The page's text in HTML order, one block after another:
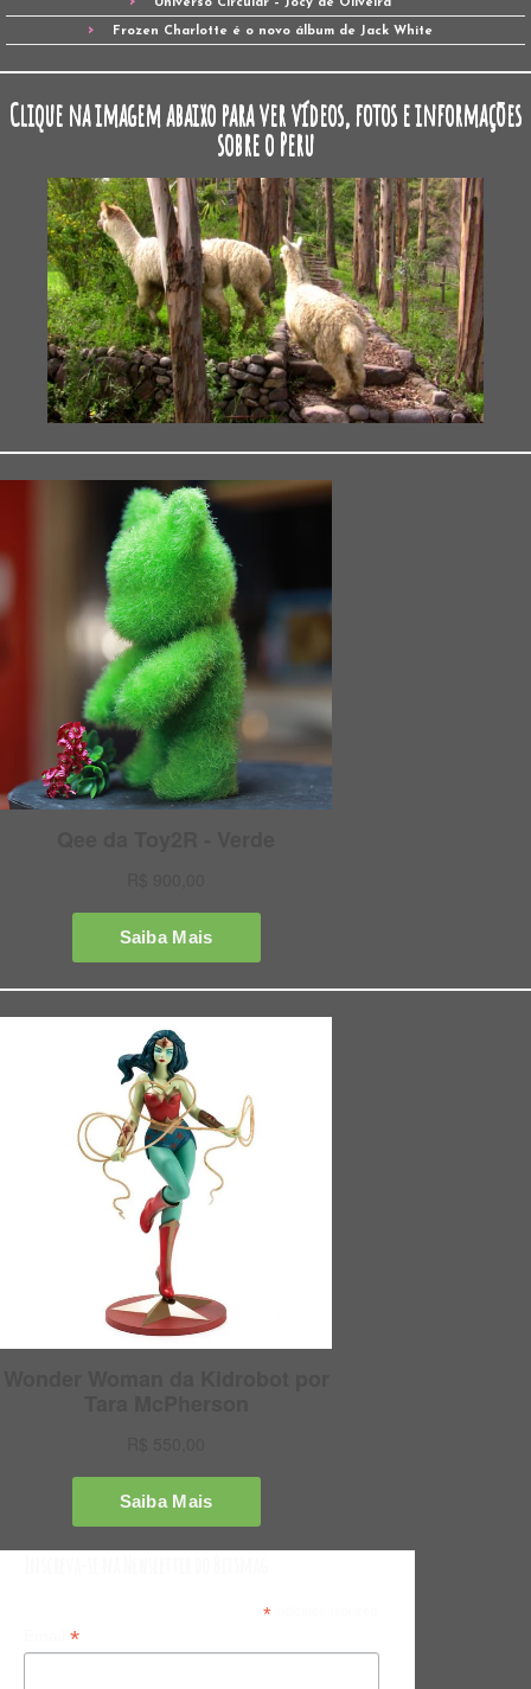
Universo Circular – Jocy de Oliveira
Frozen Charlotte é o novo álbum de Jack White
Clique na imagem abaixo para ver vídeos, fotos e informações
sobre o Peru
*indicates required
*